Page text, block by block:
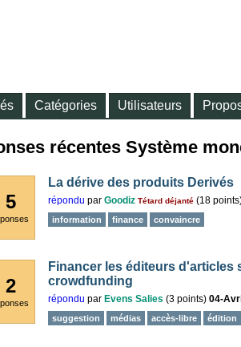
Catégories Utilisateurs
récentes Système
5
La dérive des produits Derivés
répondu par Goodiz Tétard déjanté (18
information finance convaincre
2
Financer les éditeurs d'articles
crowdfunding
répondu par Evens Salies (3 points) 04-
suggestion médias accès-libre édition